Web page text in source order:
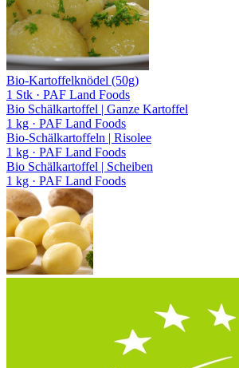
Bio-Kartoffelknödel (50g)
1 Stk · PAF Land Foods
Bio Schälkartoffel | Ganze Kartoffel
1 kg · PAF Land Foods
Bio-Schälkartoffeln | Risolee
1 kg · PAF Land Foods
Bio Schälkartoffel | Scheiben
1 kg · PAF Land Foods